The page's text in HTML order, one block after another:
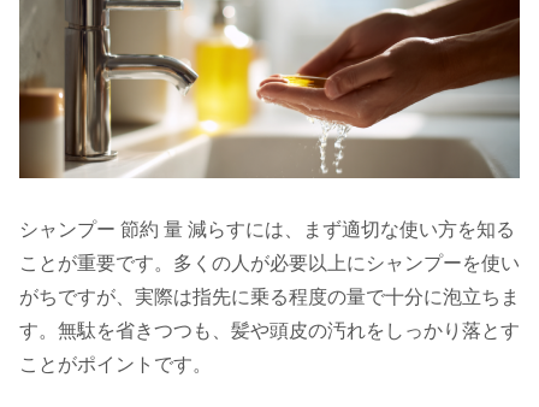
シャンプー 節約 量 減らすには、まず適切な使い方を知る
ことが重要です。多くの人が必要以上にシャンプーを使い
がちですが、実際は指先に乗る程度の量で十分に泡立ちま
す。無駄を省きつつも、髪や頭皮の汚れをしっかり落とす
ことがポイントです。